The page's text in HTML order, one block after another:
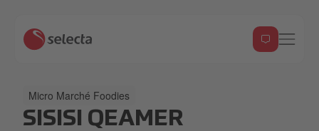
Micro Marché Foodies
SISISI QEAMER